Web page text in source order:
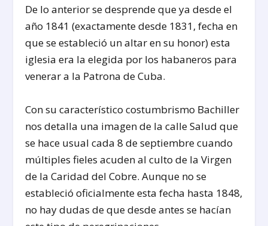
De lo anterior se desprende que ya desde el
año 1841 (exactamente desde 1831, fecha en
que se estableció un altar en su honor) esta
iglesia era la elegida por los habaneros para
venerar a la Patrona de Cuba.
Con su característico costumbrismo Bachiller
nos detalla una imagen de la calle Salud que
se hace usual cada 8 de septiembre cuando
múltiples fieles acuden al culto de la Virgen
de la Caridad del Cobre. Aunque no se
estableció oficialmente esta fecha hasta 1848,
no hay dudas de que desde antes se hacían